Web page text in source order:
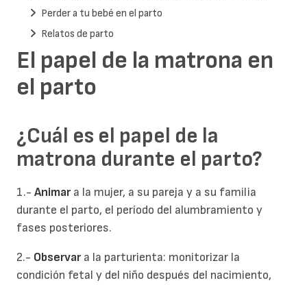
El papel de la matrona en
el parto
¿Cuál es el papel de la
matrona durante el parto?
1.- Animar a la mujer, a su pareja y a su familia
durante el parto, el período del alumbramiento y
fases posteriores.
2.- Observar a la parturienta: monitorizar la
condición fetal y del niño después del nacimiento,
Perder a tu bebé en el parto
Relatos de parto